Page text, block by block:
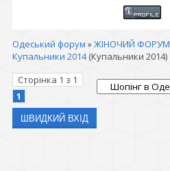
Одеський форум »ЖІНОЧИЙ ФОРУМ
Купальники 2014 (Купальники 2014)
Сторінка 1 з 1
1